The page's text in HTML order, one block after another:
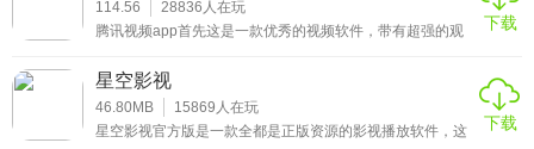
动画、音乐、电视剧、电影、游戏之类的资源，你也可以直
114.56 28836 人在玩
腾讯视频app首先这是一款优秀的视频软件，带有超强的观
美女直播，随时在线等待各位老司机观看，无论你是白天还
是夜晚，什么时候打开，就什么时候都有，你要的功能这里
都能找到，爱你所爱，想你所想。特别现场版的视频资源和
影视资源都是能够让你爽到没边。
下载
星空影视
46.80MB 15869 人在玩
星空影视官方版是一款全都是正版资源的影视播放软件，这
下载